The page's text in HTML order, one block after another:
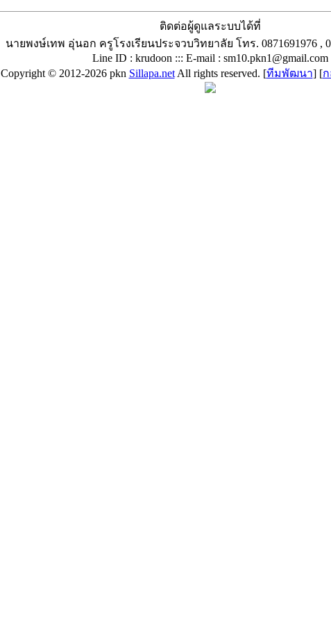
ติดต่อผู้ดูแลระบบได้ที่
นายพงษ์เทพ อุ่นอก ครูโรงเรียนประจวบวิทยาลัย โทร. 0871691976 ,
Line ID : krudoon ::: E-mail : sm10.pkn1@gmail.com
Copyright © 2012-2026 pkn Sillapa.netAll rights reserved. [ทีมพัฒนา] [